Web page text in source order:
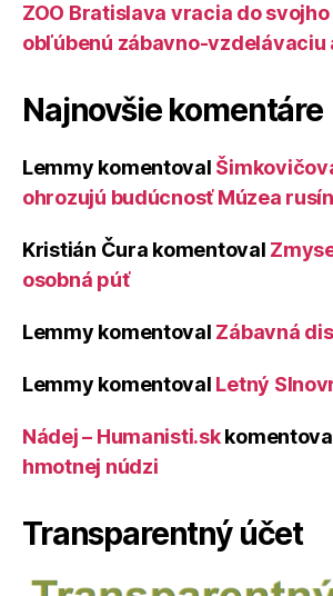
ZOO Bratislava vracia do
obľúbenú zábavno-vzdelávaciu
Najnovšie komentáre
Lemmy komentoval
ohrozujú budúcnosť Múzea
Kristián Čura komentoval
osobná púť
Lemmy komentoval Zábavná
Lemmy komentoval Letný
Nádej – Humanisti.sk
hmotnej núdzi
Transparentný účet